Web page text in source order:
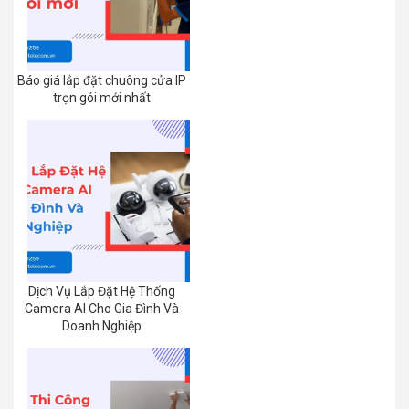
Báo giá lắp đặt chuông cửa IP
trọn gói mới nhất
Dịch Vụ Lắp Đặt Hệ Thống
Camera AI Cho Gia Đình Và
Doanh Nghiệp